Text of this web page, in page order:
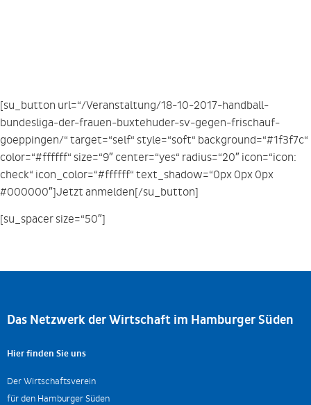
[su_button url=“/Veranstaltung/18-10-2017-handball-
bundesliga-der-frauen-buxtehuder-sv-gegen-frischauf-
goeppingen/“ target=“self“ style=“soft“ background=“#1f3f7c“
color=“#ffffff“ size=“9″ center=“yes“ radius=“20″ icon=“icon:
check“ icon_color=“#ffffff“ text_shadow=“0px 0px 0px
#000000″]Jetzt anmelden[/su_button]
[su_spacer size=“50″]
Das Netzwerk der Wirtschaft im Hamburger Süden
Hier finden Sie uns
Der Wirtschaftsverein
für den Hamburger Süden